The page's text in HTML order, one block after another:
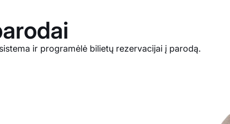
ir programėlė bilietų rezervacijai į parodą.